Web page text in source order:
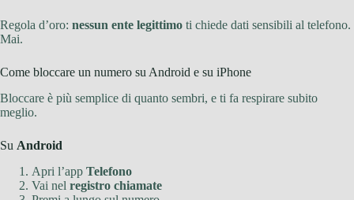
Regola d’oro: nessun ente legittimo ti chiede dati sensibili al telefono.
Mai.
Come bloccare un numero su Android e su iPhone
Bloccare è più semplice di quanto sembri, e ti fa respirare subito
meglio.
Su Android
Apri l’app Telefono
Vai nel registro chiamate